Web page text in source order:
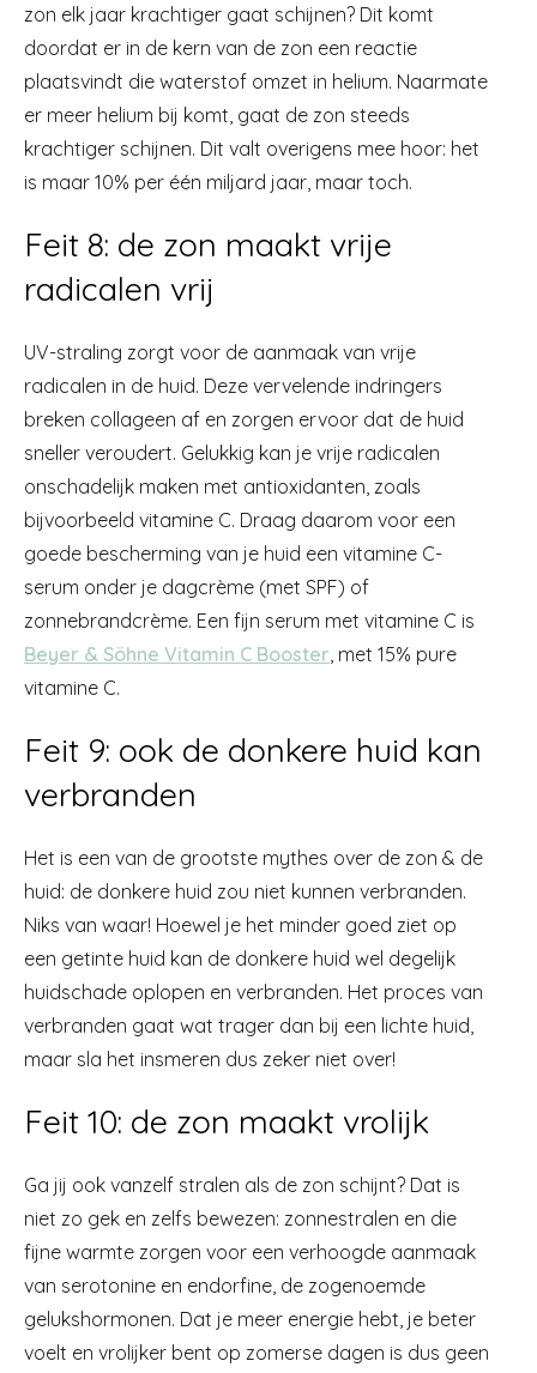
zon elk jaar krachtiger gaat schijnen? Dit komt
doordat er in de kern van de zon een reactie
plaatsvindt die waterstof omzet in helium. Naarmate
er meer helium bij komt, gaat de zon steeds
krachtiger schijnen. Dit valt overigens mee hoor: het
is maar 10% per één miljard jaar, maar toch.
Feit 8: de zon maakt vrije
radicalen vrij
UV-straling zorgt voor de aanmaak van vrije
radicalen in de huid. Deze vervelende indringers
breken collageen af en zorgen ervoor dat de huid
sneller veroudert. Gelukkig kan je vrije radicalen
onschadelijk maken met antioxidanten, zoals
bijvoorbeeld vitamine C. Draag daarom voor een
goede bescherming van je huid een vitamine C-
serum onder je dagcrème (met SPF) of
zonnebrandcrème. Een fijn serum met vitamine C is
Beyer & Söhne Vitamin C Booster, met 15% pure
vitamine C.
Feit 9: ook de donkere huid kan
verbranden
Het is een van de grootste mythes over de zon & de
huid: de donkere huid zou niet kunnen verbranden.
Niks van waar! Hoewel je het minder goed ziet op
een getinte huid kan de donkere huid wel degelijk
huidschade oplopen en verbranden. Het proces van
verbranden gaat wat trager dan bij een lichte huid,
maar sla het insmeren dus zeker niet over!
Feit 10: de zon maakt vrolijk
Ga jij ook vanzelf stralen als de zon schijnt? Dat is
niet zo gek en zelfs bewezen: zonnestralen en die
fijne warmte zorgen voor een verhoogde aanmaak
van serotonine en endorfine, de zogenoemde
gelukshormonen. Dat je meer energie hebt, je beter
voelt en vrolijker bent op zomerse dagen is dus geen